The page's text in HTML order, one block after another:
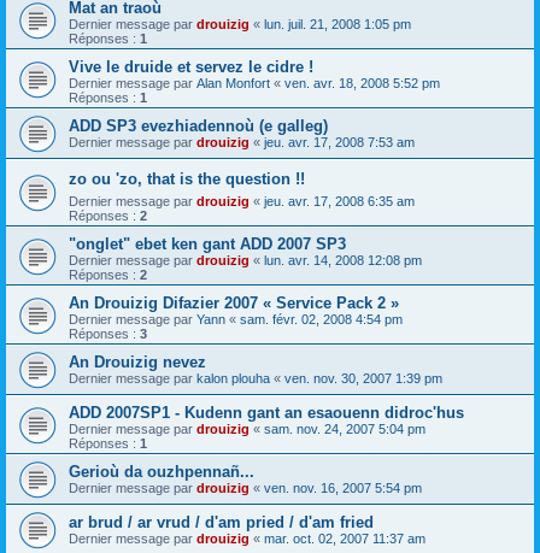
Mat an traoù
Dernier message par drouizig « lun. juil. 21, 2008 1:05 pm
Réponses : 1
Vive le druide et servez le cidre !
Dernier message par Alan Monfort « ven. avr. 18, 2008 5:52 pm
Réponses : 1
ADD SP3 evezhiadennoù (e galleg)
Dernier message par drouizig « jeu. avr. 17, 2008 7:53 am
zo ou 'zo, that is the question !!
Dernier message par drouizig « jeu. avr. 17, 2008 6:35 am
Réponses : 2
"onglet" ebet ken gant ADD 2007 SP3
Dernier message par drouizig « lun. avr. 14, 2008 12:08 pm
Réponses : 2
An Drouizig Difazier 2007 « Service Pack 2 »
Dernier message par Yann « sam. févr. 02, 2008 4:54 pm
Réponses : 3
An Drouizig nevez
Dernier message par kalon plouha « ven. nov. 30, 2007 1:39 pm
ADD 2007SP1 - Kudenn gant an esaouenn didroc'hus
Dernier message par drouizig « sam. nov. 24, 2007 5:04 pm
Réponses : 1
Gerioù da ouzhpennañ...
Dernier message par drouizig « ven. nov. 16, 2007 5:54 pm
ar brud / ar vrud / d'am pried / d'am fried
Dernier message par drouizig « mar. oct. 02, 2007 11:37 am